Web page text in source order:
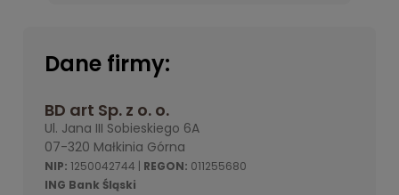
Dane firmy:
BD art Sp. z o. o.
Ul. Jana III Sobieskiego 6A
07-320 Małkinia Górna
NIP: 1250042744 | REGON: 011255680
ING Bank Śląski